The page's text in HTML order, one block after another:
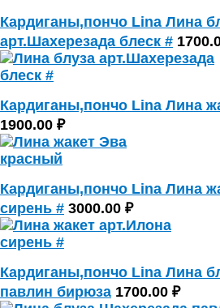
Кардиганы,пончо Lina Лина
арт.Шахерезада блеск #
Кардиганы,пончо Lina Лина
1900.00 ₽
Кардиганы,пончо Lina Лина
сирень # 3000.00 ₽
Кардиганы,пончо Lina Лина
павлин бирюза 1700.00 ₽